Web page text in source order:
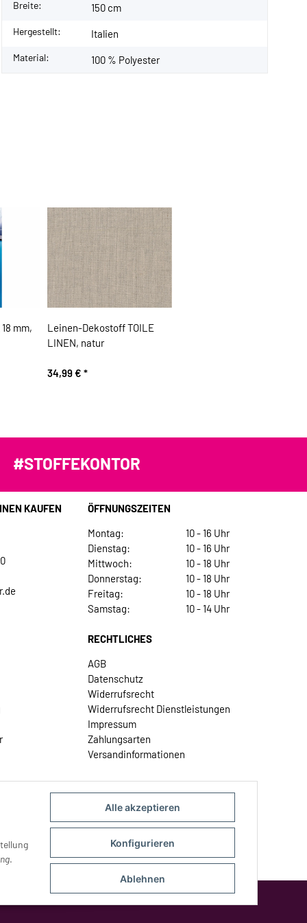
Alle akzeptieren
Konfigurieren
Ablehnen
.
Breite: 150 cm
Hergestellt: Italien
Material: 100 % Polyester
mm,
Leinen-Dekostoff TOILE
LINEN, natur
34,99 € *
#STOFFEKONTOR
KAUFEN
ÖFFNUNGSZEITEN
Montag:
10 - 16 Uhr
Dienstag:
10 - 16 Uhr
Mittwoch:
10 - 18 Uhr
Donnerstag:
10 - 18 Uhr
Freitag:
10 - 18 Uhr
Samstag:
10 - 14 Uhr
RECHTLICHES
AGB
Datenschutz
Widerrufsrecht
Widerrufsrecht Dienstleistungen
Impressum
Zahlungsarten
Versandinformationen